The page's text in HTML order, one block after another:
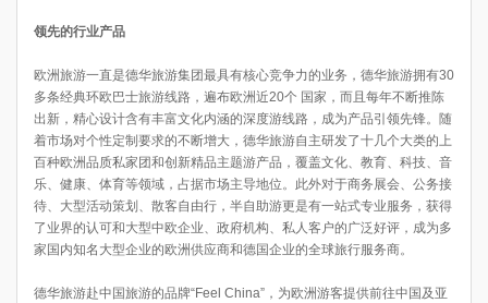
领先的行业产品
欧洲旅游一直是德华旅游集团最具有核心竞争力的业务，德华旅游拥有30
多条经典环欧巴士旅游线路，遍布欧洲近20个 国家，而且每年不断推陈
出新，精心设计含有丰富文化内涵的深度游线路，成为产品引领先锋。随
着市场对个性定制要求的不断增大，德华旅游自主研发了十几个大类的上
百种欧洲品质私家团和创新精品主题游产品，覆盖文化、教育、科技、音
乐、健康、体育等领域，占据市场主导地位。此外对于商务展会、公务接
待、大型活动策划、散客自由行，半自助游更是有一站式专业服务，获得
了业界的认可和大型中欧企业、政府机构、私人客户的广泛好评，成为多
家国内知名大型企业的欧洲供应商和德国企业的全球旅行服务商。
德华旅游赴中国旅游的品牌“Feel China”，为欧洲游客提供前往中国及亚